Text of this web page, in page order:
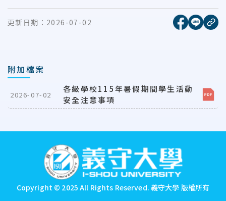
更新日期： 2026-07-02 [另開新
[另開
複
附加檔案
2026-07-02
各級學校115年暑假期間學生活動
安全注意事項
Copyright © 2025 All Rights Reserved. 義守大學 版權所有